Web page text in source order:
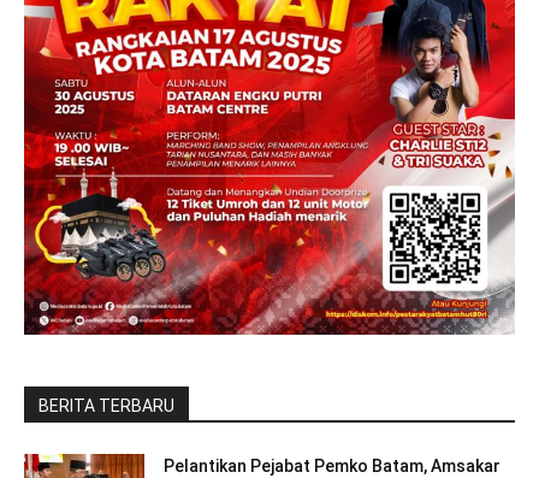
BERITA TERBARU
Pelantikan Pejabat Pemko Batam, Amsakar